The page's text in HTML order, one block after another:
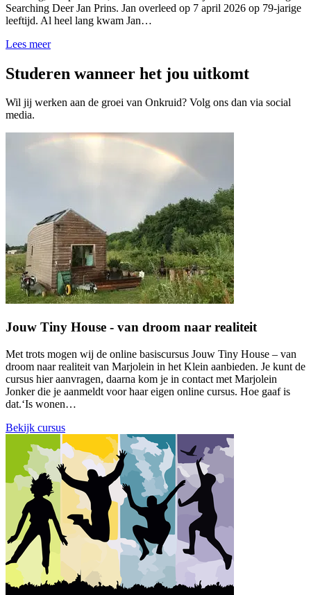
Searching Deer Jan Prins. Jan overleed op 7 april 2026 op 79-jarige
leeftijd. Al heel lang kwam Jan…
Lees meer
Studeren wanneer het jou uitkomt
Wil jij werken aan de groei van Onkruid? Volg ons dan via social
media.
Jouw Tiny House - van droom naar realiteit
Met trots mogen wij de online basiscursus Jouw Tiny House – van
droom naar realiteit van Marjolein in het Klein aanbieden. Je kunt de
cursus hier aanvragen, daarna kom je in contact met Marjolein
Jonker die je aanmeldt voor haar eigen online cursus. Hoe gaaf is
dat.‘Is wonen…
Bekijk cursus